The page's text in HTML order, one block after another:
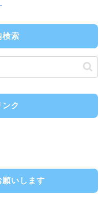
検索
ンク
願いします